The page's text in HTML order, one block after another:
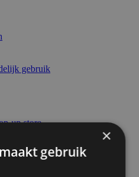
gebruik
up store
×
gebruik